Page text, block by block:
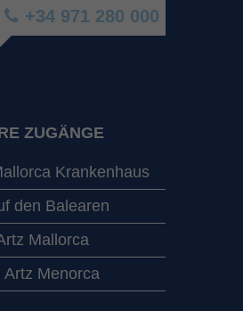
+34 971 280 000
ZUGÄNGE
Krankenhaus
den Balearen
Mallorca
Artz Menorca